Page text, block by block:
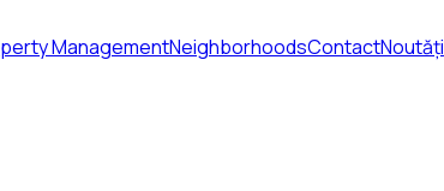
ManagementNeighborhoodsContactNoutăți